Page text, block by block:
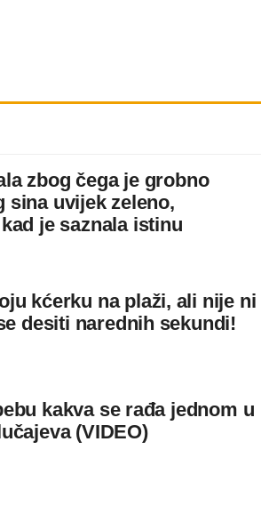
zbog čega je grobno
sina uvijek zeleno,
je saznala istinu
kćerku na plaži, ali nije ni
desiti narednih sekundi!
kakva se rađa jednom u
(VIDEO)